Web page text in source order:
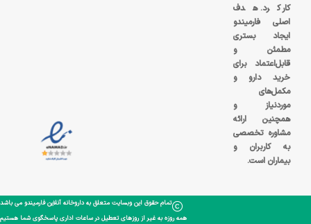
کار کرد. هدف
اصلی فارمیندو
ایجاد بستری
مطمئن و
قابل‌اعتماد برای
خرید دارو و
مکمل‌های
موردنیاز و
همچنین ارائه
مشاوره تخصصی
به کاربران و
بیماران است.
تمام حقوق این وبسایت متعلق به داروخانه آنلاین فارمیندو می باشد
همه روزه به غیر از روزهای تعطیل در ساعات اداری پاسخگوی شما هستیم